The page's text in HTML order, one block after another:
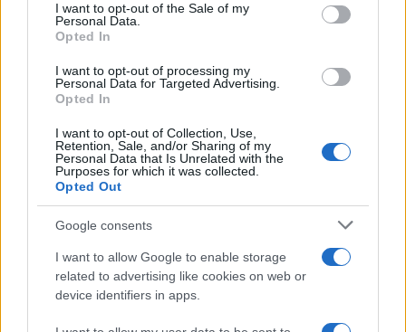
I want to opt-out of the Sale of my
Personal Data.
Opted In
I want to opt-out of processing my
Personal Data for Targeted Advertising.
Opted In
I want to opt-out of Collection, Use,
Retention, Sale, and/or Sharing of my
Personal Data that Is Unrelated with the
Purposes for which it was collected.
Opted Out
Google consents
I want to allow Google to enable storage
related to advertising like cookies on web or
device identifiers in apps.
L’illusione non solo italiana della
rigenerazione urbana autoritaria
diSandro Scoppa